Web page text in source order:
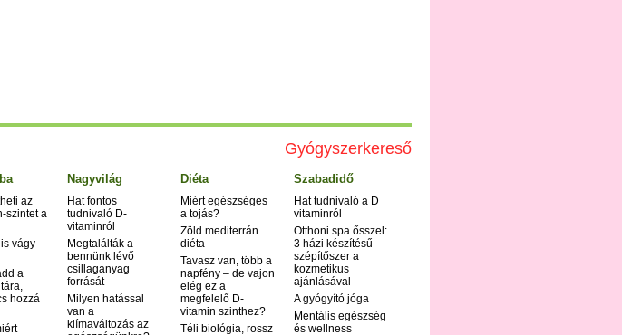
Gyógyszerkereső
az
szintet a
vágy
a
hozzá
Nagyvilág
Hat fontos
tudnivaló D-
vitaminról
Megtalálták a
bennünk lévő
csillaganyag
forrását
Milyen hatással
van a
klímaváltozás az
Diéta
Miért egészséges
a tojás?
Zöld mediterrán
diéta
Tavasz van, több a
napfény – de vajon
elég ez a
megfelelő D-
vitamin szinthez?
Téli biológia, rossz
Szabadidő
Hat tudnivaló a D
vitaminról
Otthoni spa ősszel:
3 házi készítésű
szépítőszer a
kozmetikus
ajánlásával
A gyógyító jóga
Mentális egészség
és wellness